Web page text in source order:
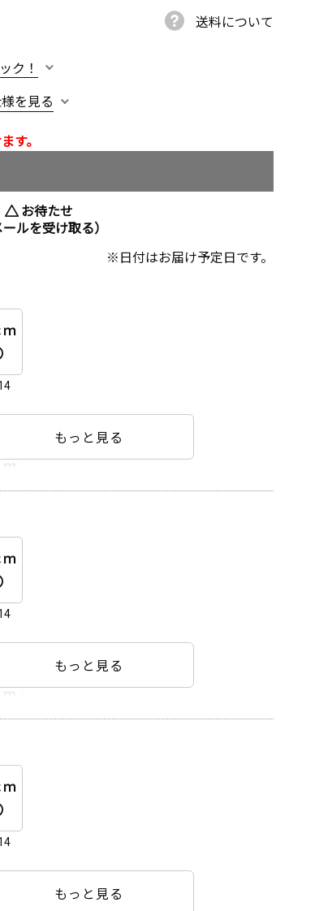
送料について
ク！
を見る
す。
お待たせ
ルを受け取る）
日付はお届け予定日です。
ｍ
もっと見る
ｍ
もっと見る
もっと見る